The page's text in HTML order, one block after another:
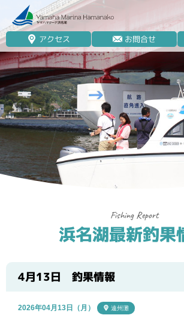
アクセス お問合せ
マリーナ案内
船舶免許
マリンレジャー
マリーナステイ
レンタルボート
ボート販売
ブログ
浜名湖最新釣果
4月13日 釣果情報
2026年04月13日（月） 遠州灘